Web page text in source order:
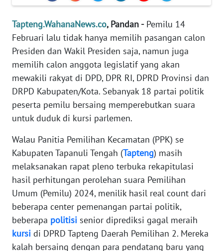
Tapteng.WahanaNews.co, Pandan -Pemilu 14
Februari lalu tidak hanya memilih pasangan calon
Presiden dan Wakil Presiden saja, namun juga
memilih calon anggota legislatif yang akan
mewakili rakyat di DPD, DPR RI, DPRD Provinsi dan
DRPD Kabupaten/Kota. Sebanyak 18 partai politik
peserta pemilu bersaing memperebutkan suara
untuk duduk di kursi parlemen.
Walau Panitia Pemilihan Kecamatan (PPK) se
Kabupaten Tapanuli Tengah (Tapteng) masih
melaksanakan rapat pleno terbuka rekapitulasi
hasil perhitungan perolehan suara Pemilihan
Umum (Pemilu) 2024, menilik hasil real count dari
beberapa center pemenangan partai politik,
beberapa politisi senior diprediksi gagal meraih
kursi di DPRD Tapteng Daerah Pemilihan 2. Mereka
kalah bersaing dengan para pendatang baru yang
REDAKSI
KARIR
DISCLAIMER
News
Regional
WN
SUMUT
WN
JAKARTA
WN
JABAR